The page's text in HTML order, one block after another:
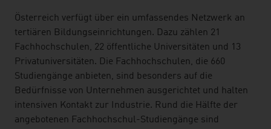
Österreich verfügt über ein umfassendes Netzwerk an
tertiären Bildungseinrichtungen. Dazu zählen 21
Fachhochschulen, 22 öffentliche Universitäten und 13
Privatuniversitäten. Die Fachhochschulen, die 660
Studiengänge anbieten, sind besonders auf die
Bedürfnisse von Unternehmen ausgerichtet und halten
intensiven Kontakt zur Industrie. Rund die Hälfte der
angebotenen Fachhochschul-Studiengänge sind